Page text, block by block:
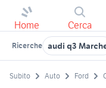
Home Cerca
Ricerche audi q3
Subito Auto Ford